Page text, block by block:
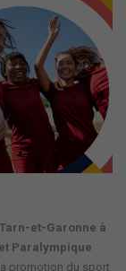
et-Garonne à
Paralympique
promotion du sport